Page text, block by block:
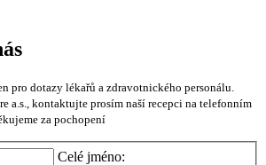
pro dotazy lékařů a zdravotnického personálu.
a.s., kontaktujte prosím naší recepci na telefonním
za pochopení
Celé jméno: